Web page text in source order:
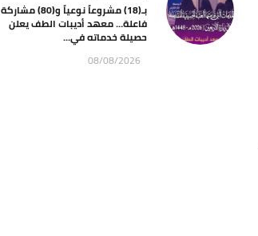
بـ(18) مشروعاً نوعياً و(80) مشاركة
فاعلة… معهد أديبات الطف يعلن
حصيلة خدماته في...
08/08/2026